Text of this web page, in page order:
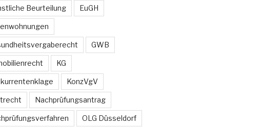
Beurteilung EuGH
GWB
KG
KonzVgV
Nachprüfungsantrag
OLG Düsseldorf